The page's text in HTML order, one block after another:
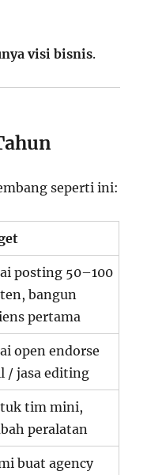
visi bisnis.
seperti ini:
posting 50–100
bangun
pertama
open endorse
/ jasa editing
tim mini,
peralatan
buat agency